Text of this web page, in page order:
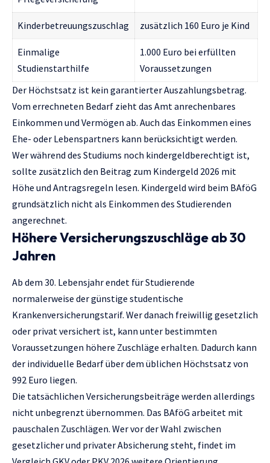
Kinderbetreuungszuschlag zusätzlich 160 Euro je Kind
Einmalige
Studienstarthilfe
1.000 Euro bei erfüllten
Voraussetzungen
Der Höchstsatz ist kein garantierter Auszahlungsbetrag.
Vom errechneten Bedarf zieht das Amt anrechenbares
Einkommen und Vermögen ab. Auch das Einkommen eines
Ehe- oder Lebenspartners kann berücksichtigt werden.
Wer während des Studiums noch kindergeldberechtigt ist,
sollte zusätzlich den Beitrag zum Kindergeld 2026 mit
Höhe und Antragsregeln lesen. Kindergeld wird beim BAföG
grundsätzlich nicht als Einkommen des Studierenden
angerechnet.
Höhere Versicherungszuschläge ab 30
Jahren
Ab dem 30. Lebensjahr endet für Studierende
normalerweise der günstige studentische
Krankenversicherungstarif. Wer danach freiwillig gesetzlich
oder privat versichert ist, kann unter bestimmten
Voraussetzungen höhere Zuschläge erhalten. Dadurch kann
der individuelle Bedarf über dem üblichen Höchstsatz von
992 Euro liegen.
Die tatsächlichen Versicherungsbeiträge werden allerdings
nicht unbegrenzt übernommen. Das BAföG arbeitet mit
pauschalen Zuschlägen. Wer vor der Wahl zwischen
gesetzlicher und privater Absicherung steht, findet im